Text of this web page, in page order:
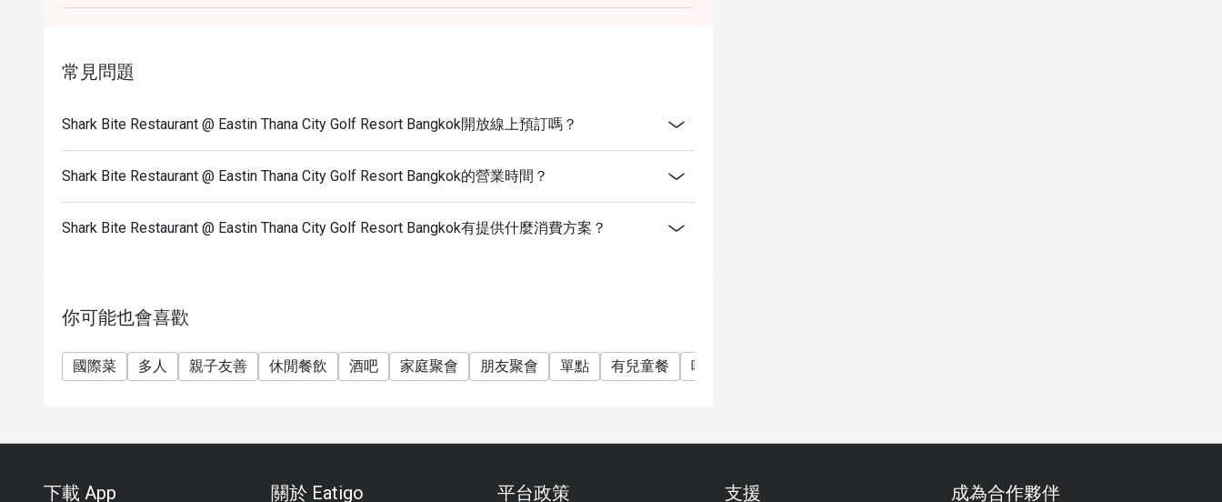
常見問題
Shark Bite Restaurant @ Eastin Thana City Golf Resort Bangkok開放線上預訂嗎？
Shark Bite Restaurant @ Eastin Thana City Golf Resort Bangkok的營業時間？
Shark Bite Restaurant @ Eastin Thana City Golf Resort Bangkok有提供什麼消費方案？
你可能也會喜歡
國際菜 多人 親子友善 休閒餐飲 酒吧 家庭聚會 朋友聚會 單點 有兒童餐 啤酒
下載 App 關於 Eatigo 平台政策 支援 成為合作夥伴